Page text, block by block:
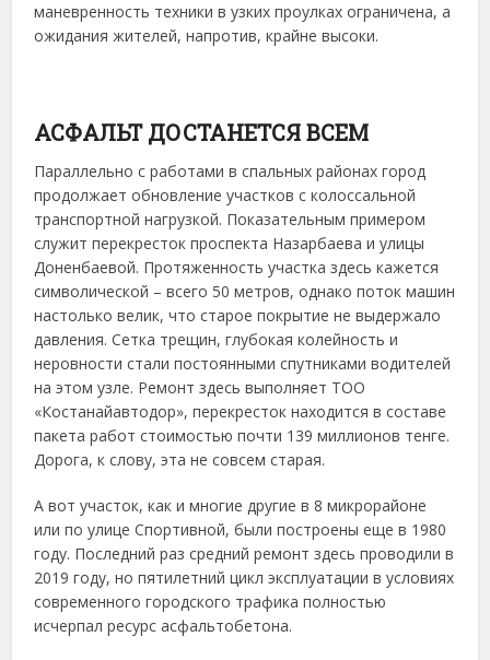
маневренность техники в узких проулках ограничена, а
ожидания жителей, напротив, крайне высоки.
АСФАЛЬТ ДОСТАНЕТСЯ ВСЕМ
Параллельно с работами в спальных районах город
продолжает обновление участков с колоссальной
транспортной нагрузкой. Показательным примером
служит перекресток проспекта Назарбаева и улицы
Доненбаевой. Протяженность участка здесь кажется
символической – всего 50 метров, однако поток машин
настолько велик, что старое покрытие не выдержало
давления. Сетка трещин, глубокая колейность и
неровности стали постоянными спутниками водителей
на этом узле. Ремонт здесь выполняет ТОО
«Костанайавтодор», перекресток находится в составе
пакета работ стоимостью почти 139 миллионов тенге.
Дорога, к слову, эта не совсем старая.
А вот участок, как и многие другие в 8 микрорайоне
или по улице Спортивной, были построены еще в 1980
году. Последний раз средний ремонт здесь проводили в
2019 году, но пятилетний цикл эксплуатации в условиях
современного городского трафика полностью
исчерпал ресурс асфальтобетона.